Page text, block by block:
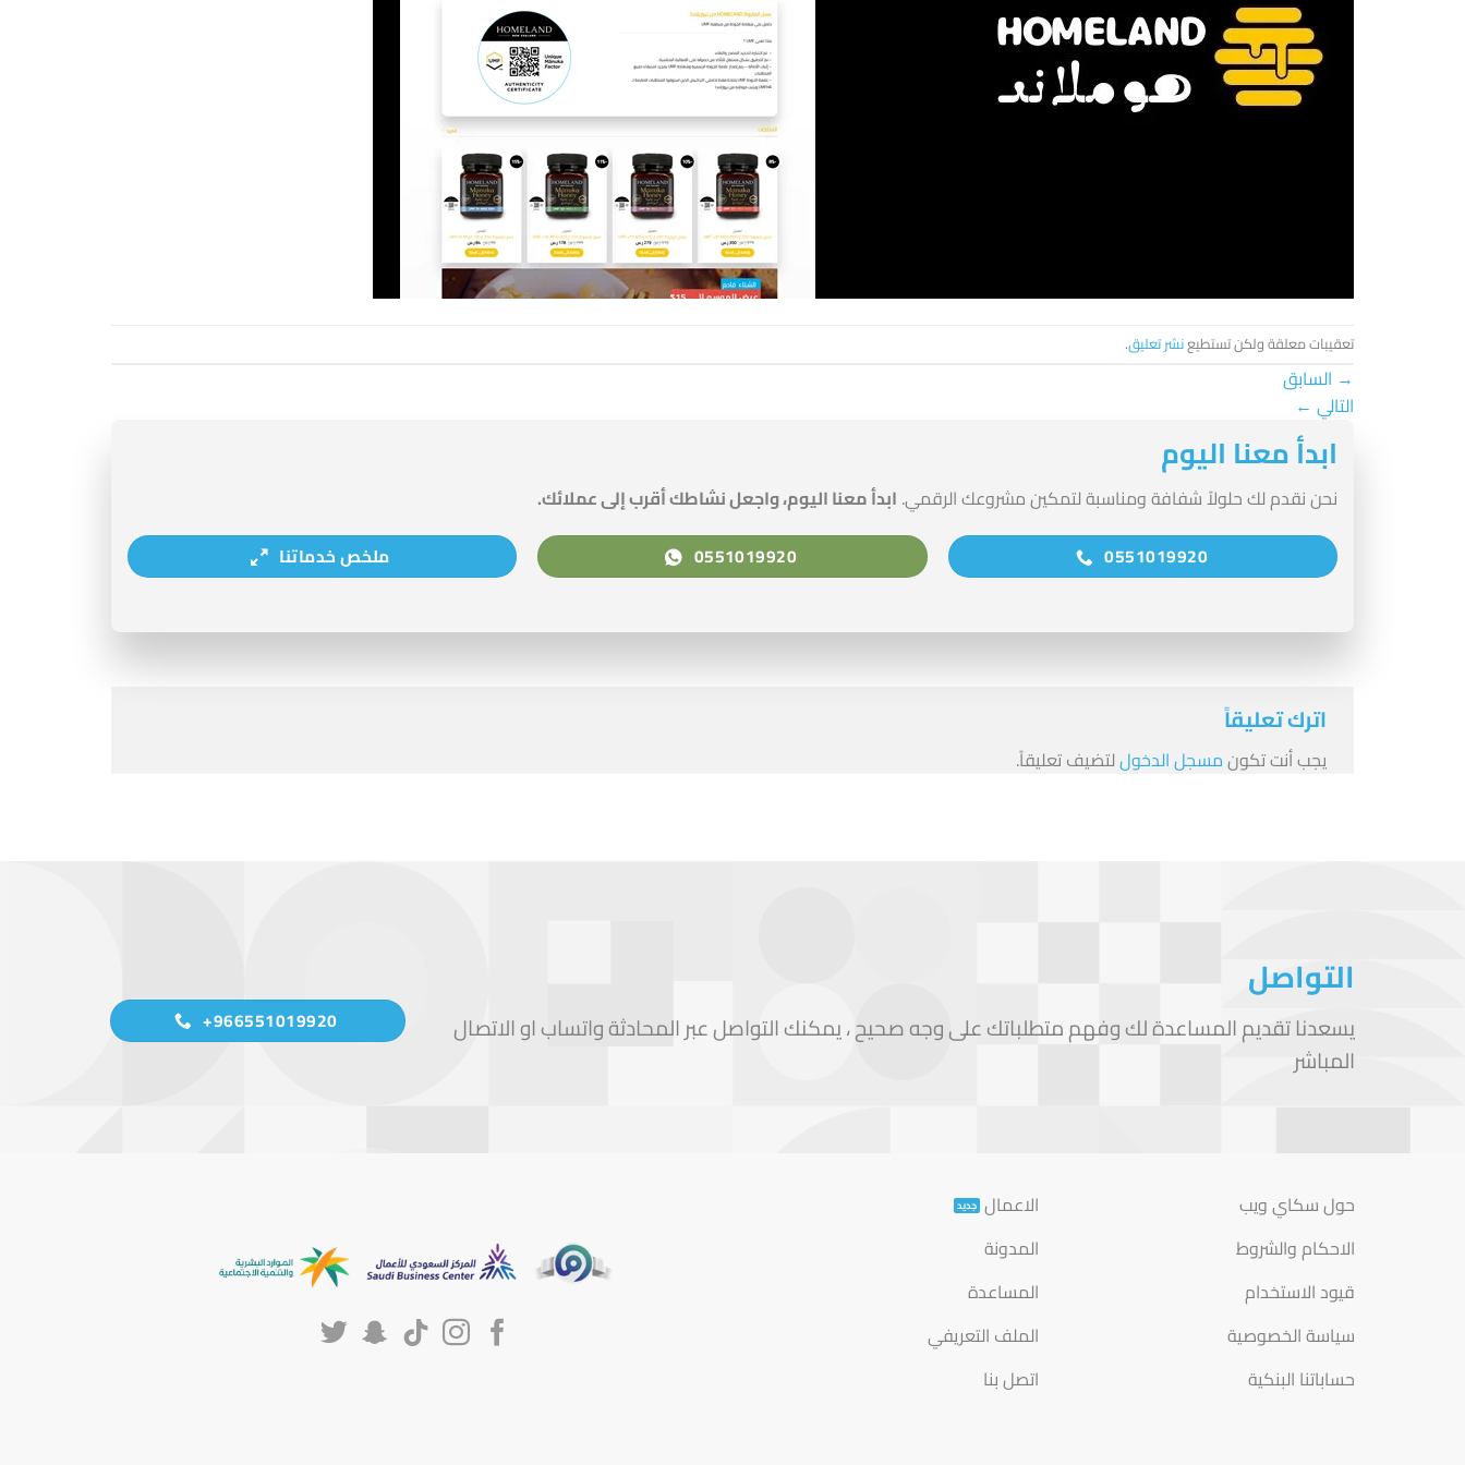
تعقيبات معلقة ولكن تستطيعنشر تعليق.
→ السابق
التالي ←
ابدأ معنا اليوم
نحن نقدم لك حلولاً شفافة ومناسبة لتمكين مشروعك الرقمي. ابدأ معنا اليوم، واجعل نشاطك أقرب إلى عملائك.
0551019920
0551019920 ملخص خدماتنا
اترك تعليقاً
يجب أنت تكونمسجل الدخوللتضيف تعليقاً.
التواصل
يسعدنا تقديم المساعدة لك وفهم متطلباتك على وجه صحيح ، يمكنك التواصل عبر المحادثة واتساب او الاتصال
المباشر
966551019920+
حول سكاي ويب
الاحكام والشروط
قيود الاستخدام
سياسة الخصوصية
حساباتنا البنكية
الاعمال
المدونة
المساعدة
الملف التعريفي
اتصل بنا